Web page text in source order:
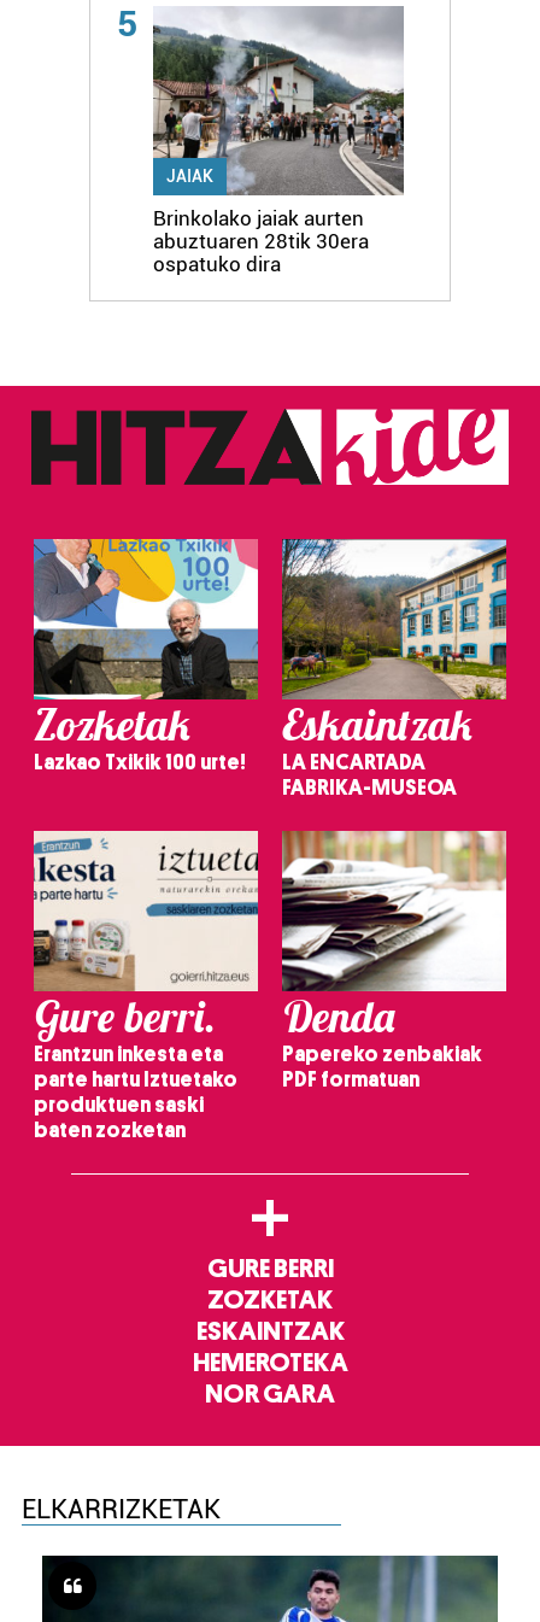
5
JAIAK
Brinkolako jaiak aurten
abuztuaren 28tik 30era
ospatuko dira
Zozketak
Lazkao Txikik 100 urte!
Eskaintzak
LA ENCARTADA
FABRIKA-MUSEOA
Gure berri.
Erantzun inkesta eta
parte hartu Iztuetako
produktuen saski
baten zozketan
Denda
Papereko zenbakiak
PDF formatuan
+
GURE BERRI
ZOZKETAK
ESKAINTZAK
HEMEROTEKA
NOR GARA
ELKARRIZKETAK